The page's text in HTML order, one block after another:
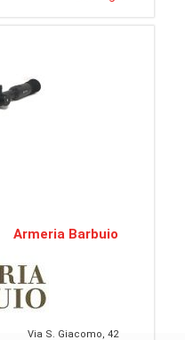
Armeria Barbuio
Via S. Giacomo, 42